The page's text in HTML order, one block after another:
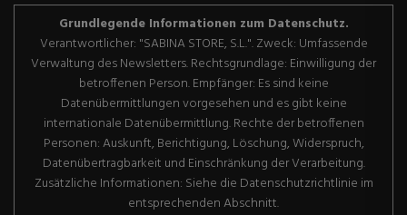
Grundlegende Informationen zum Datenschutz.
Verantwortlicher: "SABINA STORE, S.L.". Zweck: Umfassende
Verwaltung des Newsletters. Rechtsgrundlage: Einwilligung der
betroffenen Person. Empfänger: Es sind keine
Datenübermittlungen vorgesehen und es gibt keine
internationale Datenübermittlung. Rechte der betroffenen
Personen: Auskunft, Berichtigung, Löschung, Widerspruch,
Datenübertragbarkeit und Einschränkung der Verarbeitung.
Zusätzliche Informationen: Siehe die Datenschutzrichtlinie im
entsprechenden Abschnitt.